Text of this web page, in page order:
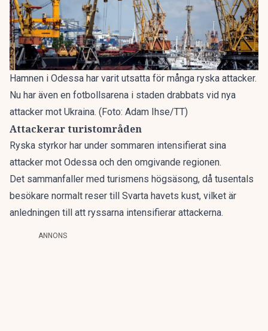
Hamnen i Odessa har varit utsatta för många ryska attacker.
Nu har även en fotbollsarena i staden drabbats vid nya
attacker mot Ukraina. (Foto: Adam Ihse/TT)
Attackerar turistområden
Ryska styrkor har under sommaren intensifierat sina
attacker mot Odessa och den omgivande regionen.
Det sammanfaller med turismens högsäsong, då tusentals
besökare normalt reser till Svarta havets kust, vilket är
anledningen till att ryssarna intensifierar attackerna.
ANNONS